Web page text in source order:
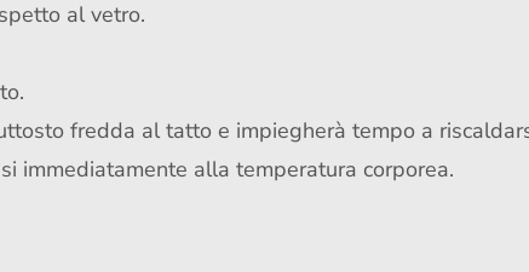
al vetro.
fredda al tatto e impiegherà tempo a
immediatamente alla temperatura corporea.